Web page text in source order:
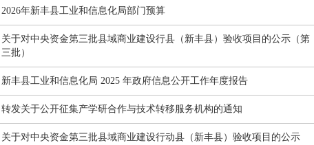
2026年新丰县工业和信息化局部门预算
关于对中央资金第三批县域商业建设行县（新丰县）验收项目的公示（第
三批）
新丰县工业和信息化局 2025 年政府信息公开工作年度报告
转发关于公开征集产学研合作与技术转移服务机构的通知
关于对中央资金第三批县域商业建设行动县（新丰县）验收项目的公示